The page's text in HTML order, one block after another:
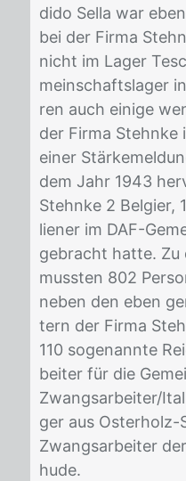
di­do Sel­la war
bei der Fir­ma
nicht im La­ger
mein­schafts­la­ger
ren auch ei­ni­ge
der Fir­ma
ei­ner
dem Jahr 1943
Stehn­ke 2 Bel­gi­er,
lie­ner im DAF-
ge­bracht hat­te. Zu
muss­ten 802
ne­ben den eben
tern der Fir­ma
110 so­ge­nann­te
bei­ter für die
Zwangs­ar­bei­ter/​
ger aus Os­ter­holz-
Zwangs­ar­bei­ter
hu­de.